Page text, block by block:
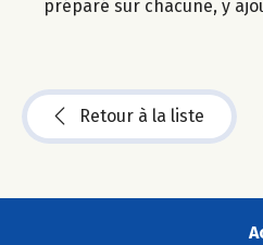
préparé sur chacune, y
Retour à la liste